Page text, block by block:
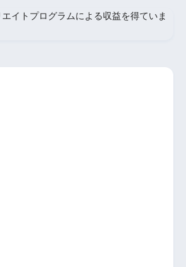
イトプログラムによる収益を得ていま